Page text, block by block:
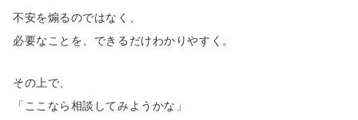
不安を煽るのではなく、
必要なことを、できるだけわかりやすく。
その上で、
「ここなら相談してみようかな」